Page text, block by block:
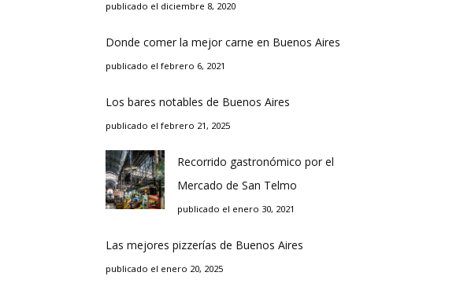
publicado el diciembre 8, 2020
Donde comer la mejor carne en Buenos Aires
publicado el febrero 6, 2021
Los bares notables de Buenos Aires
publicado el febrero 21, 2025
Recorrido gastronómico por el
Mercado de San Telmo
publicado el enero 30, 2021
Las mejores pizzerías de Buenos Aires
publicado el enero 20, 2025